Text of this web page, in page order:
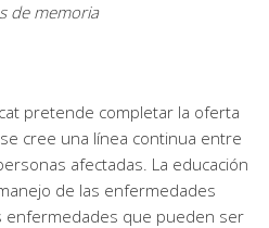
de memoria
pretende completar la oferta
cree una línea continua entre
afectadas. La educación
de las enfermedades
enfermedades que pueden ser